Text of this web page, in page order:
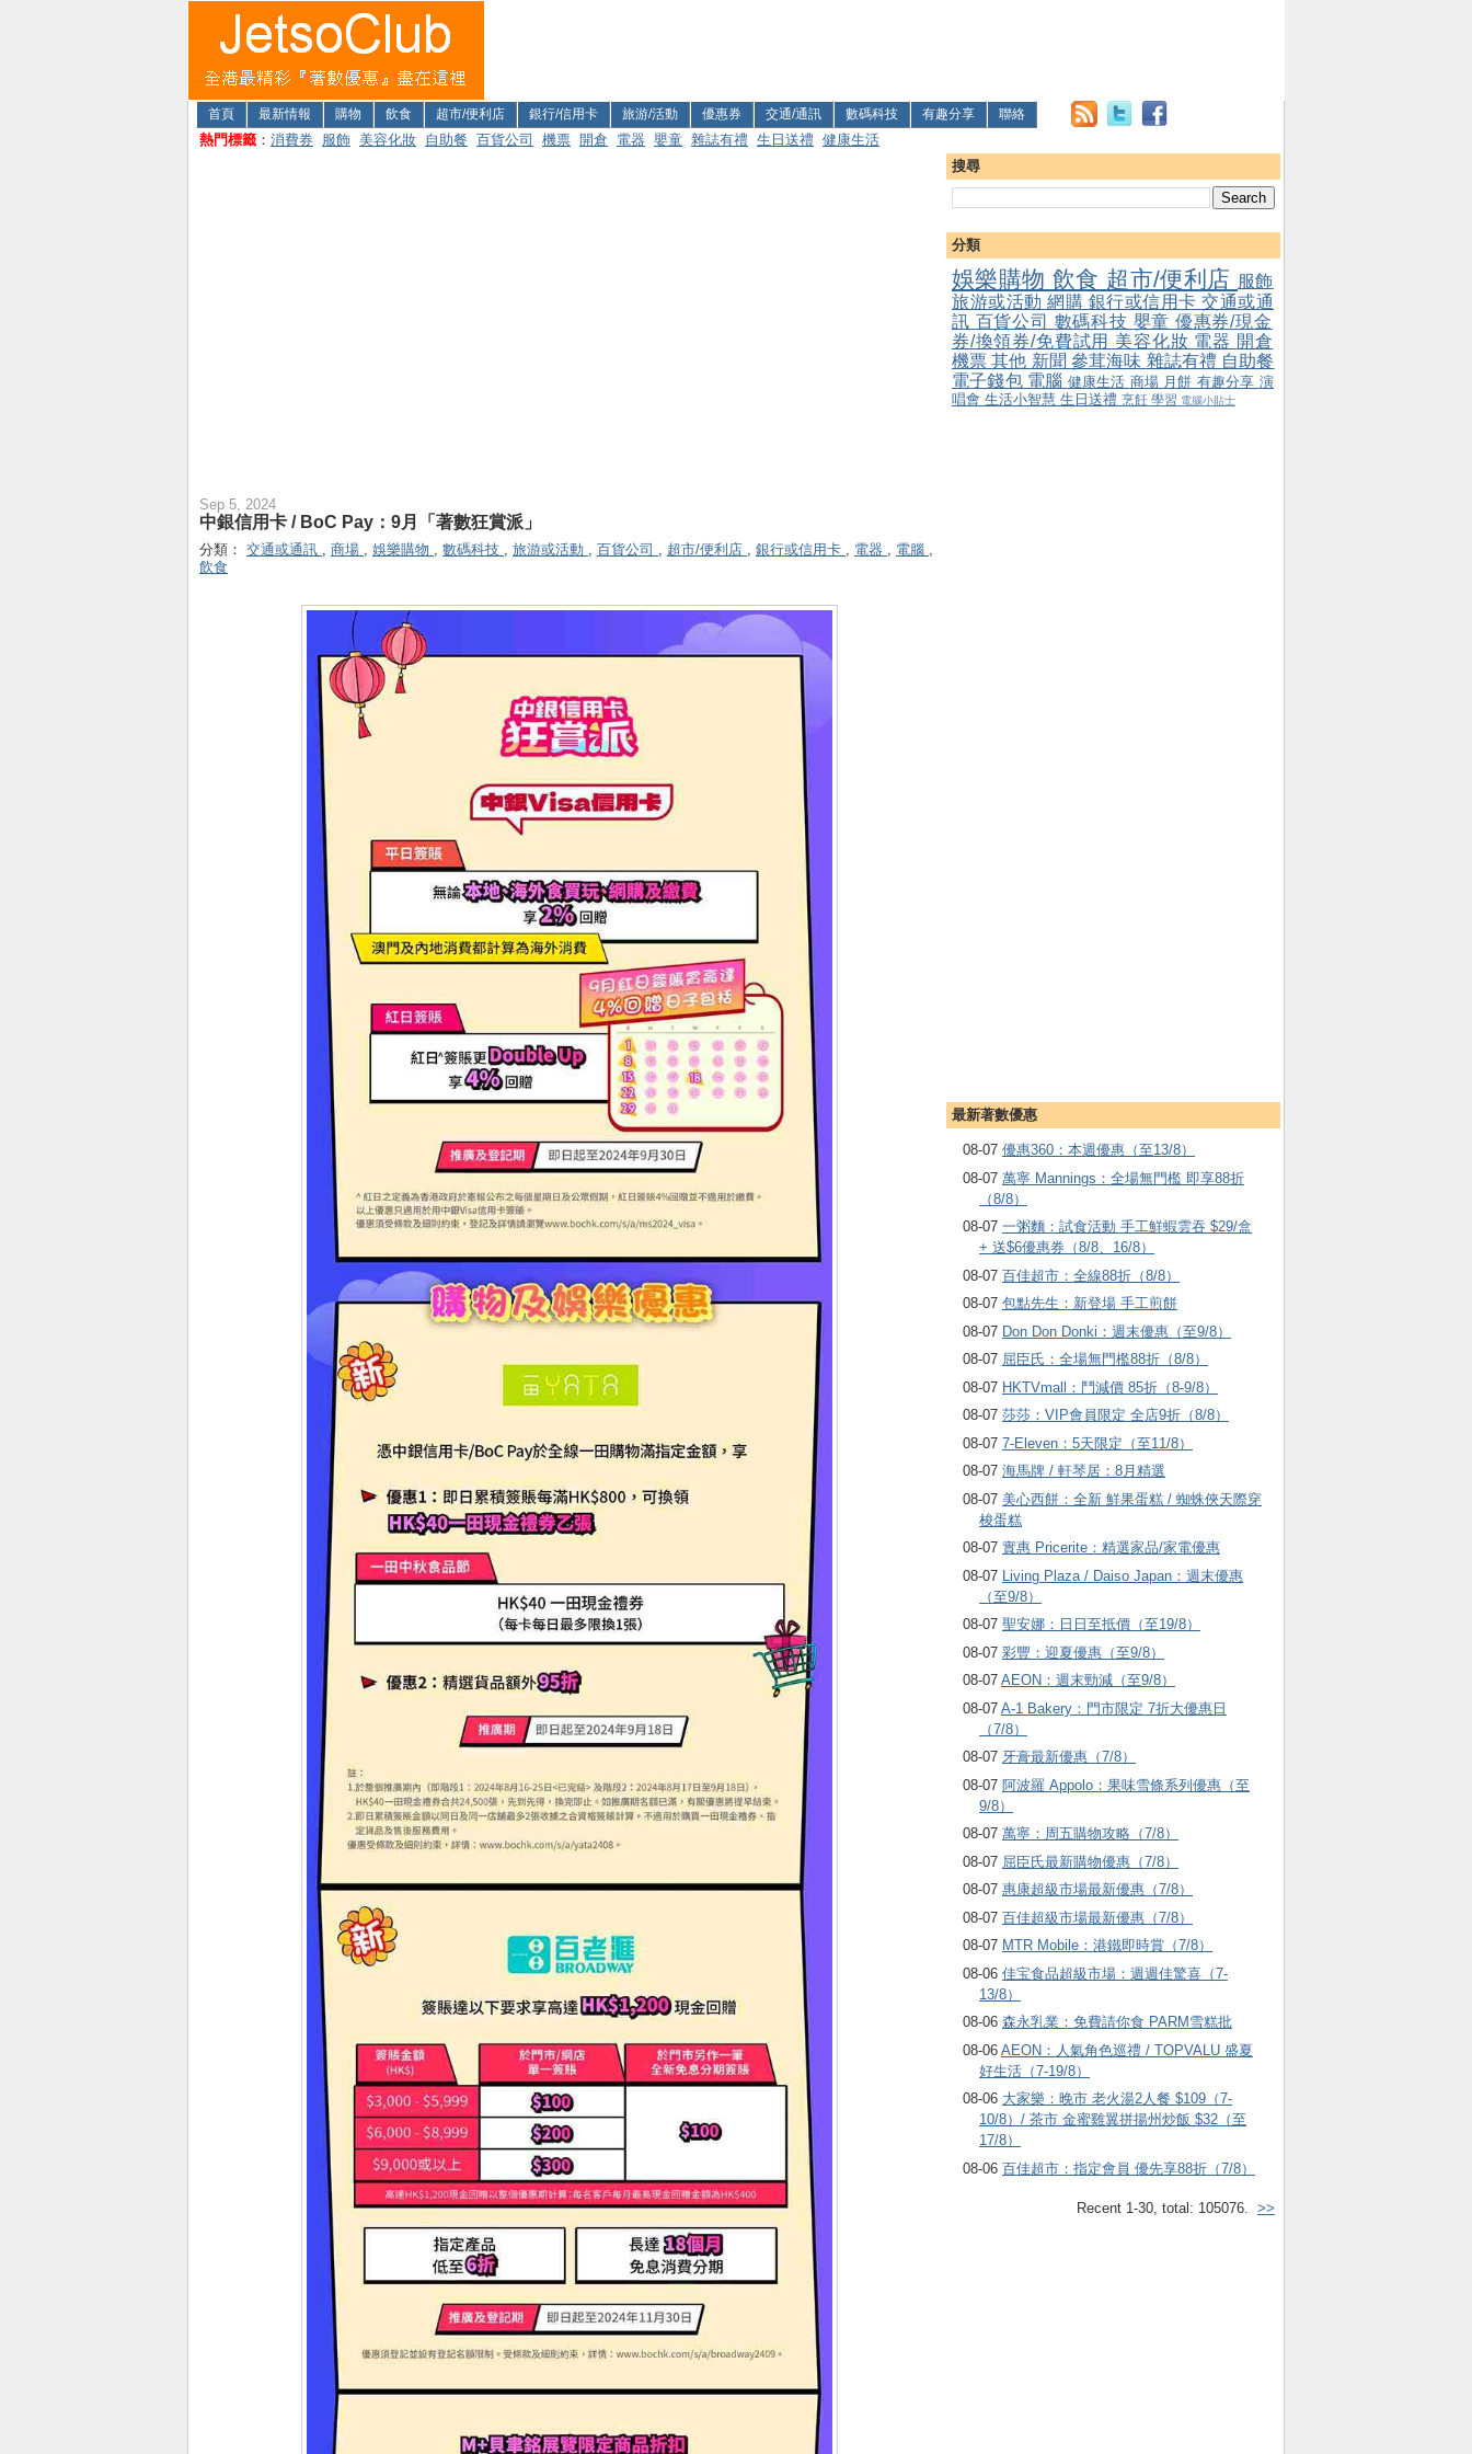
首頁 最新情報 購物 飲食 超市/便利店 銀行/信用卡 旅游/活動 優惠券 交通/通訊 數碼科技 有趣分享 聯絡
熱門標籤 ： 消費券 服飾 美容化妝 自助餐 百貨公司 機票 開倉 電器 嬰童 雜誌有禮 生日送禮 健康生活
搜尋
分類
娛樂購物 飲食 超市/便利店 服飾
旅游或活動 網購 銀行或信用卡 交通或通
訊 百貨公司 數碼科技 嬰童 優惠券/現金
券/換領券/免費試用 美容化妝 電器 開倉
機票其他 新聞參茸海味 雜誌有禮 自助餐
電子錢包 電腦 健康生活 商場 月餅 有趣分享 演
唱會 生活小智慧 生日送禮 烹飪 學習 電腦小貼士
最新著數優惠
08-07 優惠360：本週優惠（至13/8）
08-07 萬寧 Mannings：全場無門檻 即享88折
（8/8）
08-07 一粥麵：試食活動 手工鮮蝦雲吞 $29/盒
+ 送$6優惠券（8/8、16/8）
08-07 百佳超市：全線88折（8/8）
08-07 包點先生：新登場 手工煎餅
08-07 Don Don Donki：週末優惠（至9/8）
08-07 屈臣氏：全場無門檻88折（8/8）
08-07 HKTVmall ：鬥減價 85折（8-9/8）
08-07 莎莎：VIP會員限定 全店9折（8/8）
08-07 7-Eleven：5天限定（至11/8）
08-07 海馬牌 / 軒琴居：8月精選
08-07 美心西餅：全新 鮮果蛋糕 / 蜘蛛俠天際穿
梭蛋糕
08-07 實惠 Pricerite：精選家品/家電優惠
08-07
Living Plaza / Daiso Japan：週末優惠
（至9/8）
08-07 聖安娜：日日至抵價（至19/8）
08-07 彩豐：迎夏優惠（至9/8）
08-07 AEON：週末勁減（至9/8）
08-07 A-1 Bakery：門市限定 7折大優惠日
（7/8）
08-07 牙膏最新優惠（7/8）
08-07 阿波羅 Appolo：果味雪條系列優惠（至
9/8）
08-07 萬寧：周五購物攻略（7/8）
08-07 屈臣氏最新購物優惠（7/8）
08-07 惠康超級市場最新優惠（7/8）
08-07 百佳超級市場最新優惠（7/8）
08-07 MTR Mobile：港鐵即時賞（7/8）
08-06 佳宝食品超級市場：週週佳驚喜（7-
13/8）
08-06 森永乳業：免費請你食 PARM雪糕批
08-06 AEON：人氣角色巡禮 / TOPVALU 盛夏
好生活（7-19/8）
08-06 大家樂：晚市 老火湯2人餐 $109（7-
10/8）/ 茶市 金蜜雞翼拼揚州炒飯 $32（至
17/8）
08-06 百佳超市：指定會員 優先享88折（7/8）
Recent 1-30, total: 105076. >>
Sep 5, 2024
中銀信用卡 / BoC Pay：9月「著數狂賞派」
分類： 交通或通訊 , 商場 , 娛樂購物 , 數碼科技 , 旅游或活動 , 百貨公司 , 超市/便利店 , 銀行或信用卡 , 電器 , 電腦 ,
飲食